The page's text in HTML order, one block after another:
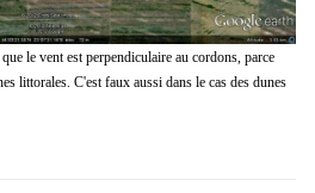
le vent est perpendiculaire au cordons, parce
littorales. C'est faux aussi dans le cas des dunes